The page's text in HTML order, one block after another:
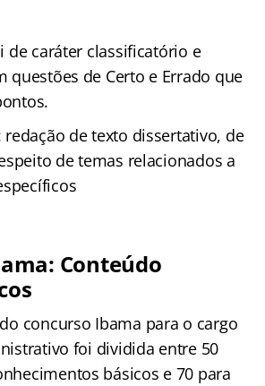
de caráter classificatório e
questões de Certo e Errado que
redação de texto dissertativo, de
de temas relacionados a
Conteúdo
concurso Ibama para o cargo
foi dividida entre 50
básicos e 70 para